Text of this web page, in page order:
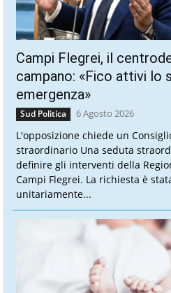
Campi Flegrei, il
campano: «Fico attivi lo
emergenza»
Sud Politica 6 Agosto 2026
L'opposizione chiede un
straordinario Una seduta
definire gli interventi della
Campi Flegrei. La richiesta è
unitariamente...